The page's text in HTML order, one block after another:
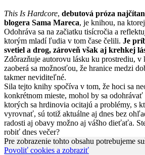
This Is Hardcore, debutová próza
blogera Sama Mareca, je knihou, na
Odohráva sa na začiatku tisícročia a
ktorým mladí ľudia v tom čase čelili. Je
svetiel a drog, zároveň však aj krehkej
Zdôrazňuje autorovu lásku ku prostrediu, v
zaoberá sa možnosťou, že hranice medzi
takmer neviditeľné.
Sila tejto knihy spočíva v tom, že hoci sa
konkrétnom mieste, mohol by sa
ktorých sa hrdinovia ocitajú a problémy, s
vyrovnať, sú totiž aktuálne aj dnes bez
radosti aj obavy možno aj vášho dieťaťa.
robiť dnes večer?
Pre zobrazenie tohto obsahu potrebujeme
Povoliť cookies a zobraziť